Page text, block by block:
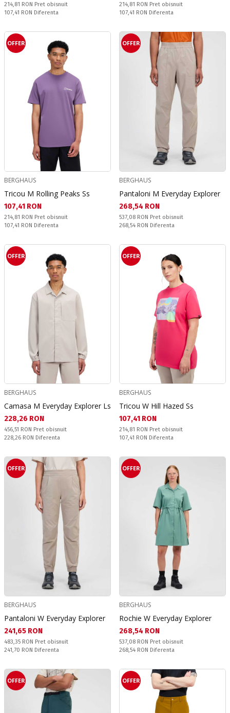
Pret obisnuit:
214,81 RON Pret obisnuit
Спестявате:
107,41 RON Diferenta
Pret obisnuit:
214,81 RON Pret obisnuit
Спестявате:
107,41 RON Diferenta
OFFER
BERGHAUS
Tricou M Rolling Peaks Ss
Текуща цена:
107,41 RON
Pret obisnuit:
214,81 RON Pret obisnuit
Спестявате:
107,41 RON Diferenta
OFFER
BERGHAUS
Pantaloni M Everyday Explorer
Текуща цена:
268,54 RON
Pret obisnuit:
537,08 RON Pret obisnuit
Спестявате:
268,54 RON Diferenta
OFFER
BERGHAUS
Camasa M Everyday Explorer Ls
Текуща цена:
228,26 RON
Pret obisnuit:
456,51 RON Pret obisnuit
Спестявате:
228,26 RON Diferenta
OFFER
BERGHAUS
Tricou W Hill Hazed Ss
Текуща цена:
107,41 RON
Pret obisnuit:
214,81 RON Pret obisnuit
Спестявате:
107,41 RON Diferenta
OFFER
BERGHAUS
Pantaloni W Everyday Explorer
Текуща цена:
241,65 RON
Pret obisnuit:
483,35 RON Pret obisnuit
Спестявате:
241,70 RON Diferenta
OFFER
BERGHAUS
Rochie W Everyday Explorer
Текуща цена:
268,54 RON
Pret obisnuit:
537,08 RON Pret obisnuit
Спестявате:
268,54 RON Diferenta
OFFER OFFER